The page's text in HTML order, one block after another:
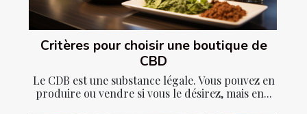
Critères pour choisir une boutique de
CBD
Le CDB est une substance légale. Vous pouvez en
produire ou vendre si vous le désirez, mais en...